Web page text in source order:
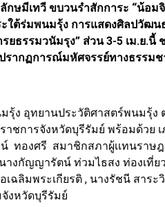
ษมีเทวี ขบวนรำสักการะ “น้อ
ะใต้ร่มพนมรุ้ง การแสดงศิลปวัฒ
ธรรมวนัมรุง” ส่วน 3-5 เม.ย.นี้
รากฏการณ์มหัศจรรย์ทางธรรมช
ง อุทยานประวัติศาสตร์พนมรุ้ง
าชการจังหวัดบุรีรัมย์ พร้อมด้วย
ทองศรี สมาชิกสภาผู้เเทนราษ
งกัญญารัตน์ ท่วมไธสง ท่องเที่ย
ฉลิมพระเกียรติ , นางรัชนี สาร
งหวัดบุรีรัมย์